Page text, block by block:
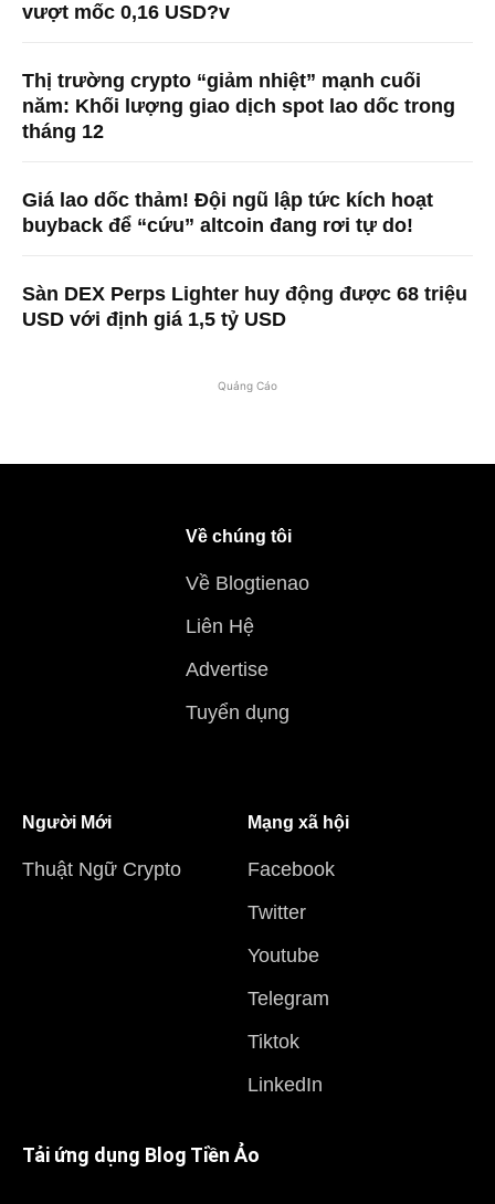
vượt mốc 0,16 USD?v
Thị trường crypto “giảm nhiệt” mạnh cuối
năm: Khối lượng giao dịch spot lao dốc trong
tháng 12
Giá lao dốc thảm! Đội ngũ lập tức kích hoạt
buyback để “cứu” altcoin đang rơi tự do!
Sàn DEX Perps Lighter huy động được 68 triệu
USD với định giá 1,5 tỷ USD
Quảng Cáo
Về chúng tôi
Về Blogtienao
Liên Hệ
Advertise
Tuyển dụng
Người Mới
Thuật Ngữ Crypto
Mạng xã hội
Facebook
Twitter
Youtube
Telegram
Tiktok
LinkedIn
Tải ứng dụng Blog Tiền Ảo